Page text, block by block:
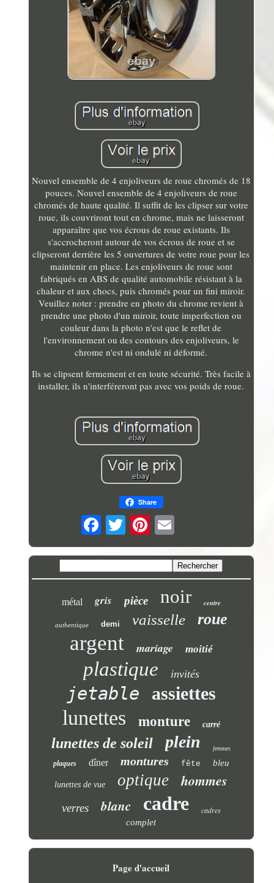
Nouvel ensemble de 4 enjoliveurs de roue chromés de 18
pouces. Nouvel ensemble de 4 enjoliveurs de roue
chromés de haute qualité. Il suffit de les clipser sur votre
roue, ils couvriront tout en chrome, mais ne laisseront
apparaître que vos écrous de roue existants. Ils
s'accrocheront autour de vos écrous de roue et se
clipseront derrière les 5 ouvertures de votre roue pour les
maintenir en place. Les enjoliveurs de roue sont
fabriqués en ABS de qualité automobile résistant à la
chaleur et aux chocs, puis chromés pour un fini miroir.
Veuillez noter : prendre en photo du chrome revient à
prendre une photo d'un miroir, toute imperfection ou
couleur dans la photo n'est que le reflet de
l'environnement ou des contours des enjoliveurs, le
chrome n'est ni ondulé ni déformé.
Ils se clipsent fermement et en toute sécurité. Très facile à
installer, ils n'interféreront pas avec vos poids de roue.
Share
métal gris pièce noir centre
authentique demi vaisselle roue
argent mariage moitié
plastique invités
jetable assiettes
lunettes monture carré
lunettes de soleil plein femmes
plaques dîner montures fête bleu
lunettes de vue optique hommes
verres blanc cadre
cadres
complet
Page d'accueil